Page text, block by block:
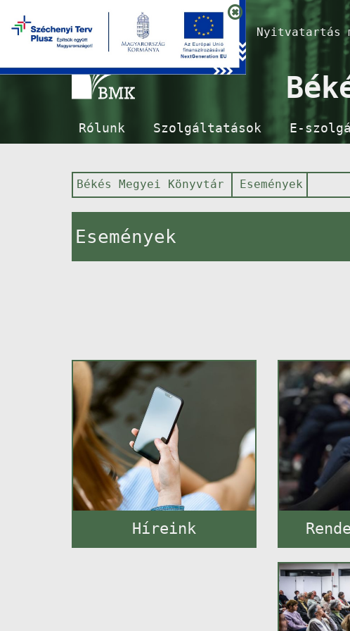
Nyitvatartás
Rólunk Szolgáltatások E-
Békés Megyei Könyvtár Események
Események
Híreink